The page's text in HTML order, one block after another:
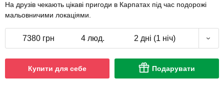
На друзів чекають цікаві пригоди в Карпатах під час подорожі
мальовничими локаціями.
7380 грн 4 люд. 2 дні (1 ніч)
Купити для себе Подарувати